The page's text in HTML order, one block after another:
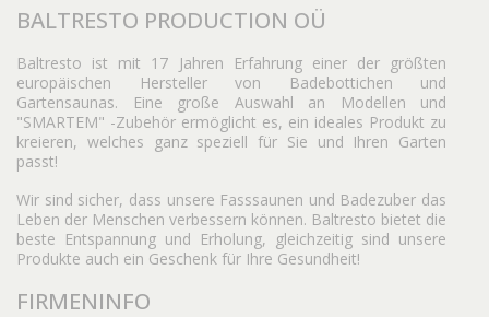
BALTRESTO PRODUCTION OÜ
Baltresto ist mit 17 Jahren Erfahrung einer der größten
europäischen Hersteller von Badebottichen und
Gartensaunas. Eine große Auswahl an Modellen und
"SMARTEM" -Zubehör ermöglicht es, ein ideales Produkt zu
kreieren, welches ganz speziell für Sie und Ihren Garten
passt!
Wir sind sicher, dass unsere Fasssaunen und Badezuber das
Leben der Menschen verbessern können. Baltresto bietet die
beste Entspannung und Erholung, gleichzeitig sind unsere
Produkte auch ein Geschenk für Ihre Gesundheit!
FIRMENINFO